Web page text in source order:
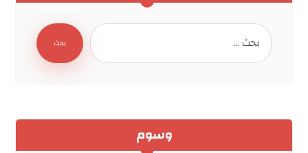
بحث
وسوم